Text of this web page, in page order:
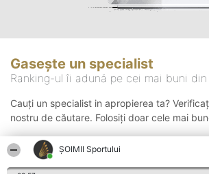
ȘOIMII Sportului
Gasește un specialist
Ranking-ul îi adună pe cei mai buni
Cauți un specialist in apropierea ta?
nostru de căutare. Folosiți doar cele mai